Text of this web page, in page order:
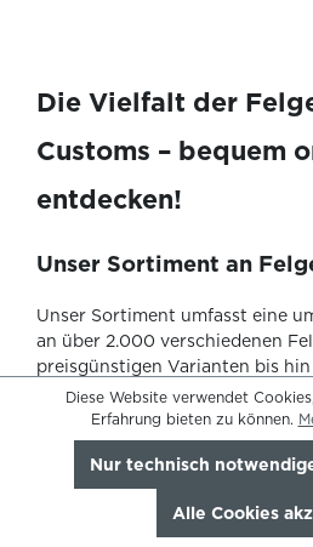
Die Vielfalt der
Customs – bequem
entdecken!
Unser Sortiment an
Unser Sortiment umfasst eine
an über 2.000 verschiedenen
preisgünstigen Varianten bis
Alufelgen. Leichtmetallfelgen
stilvolle Aufwertung Ihres
auch bei winterlichen
ansprechendes
Suche nach Felgen in einer
einem speziellen Design oder
Diese Website verwendet
Erfahrung bieten zu können.
Nur technisch
Alle Cookies